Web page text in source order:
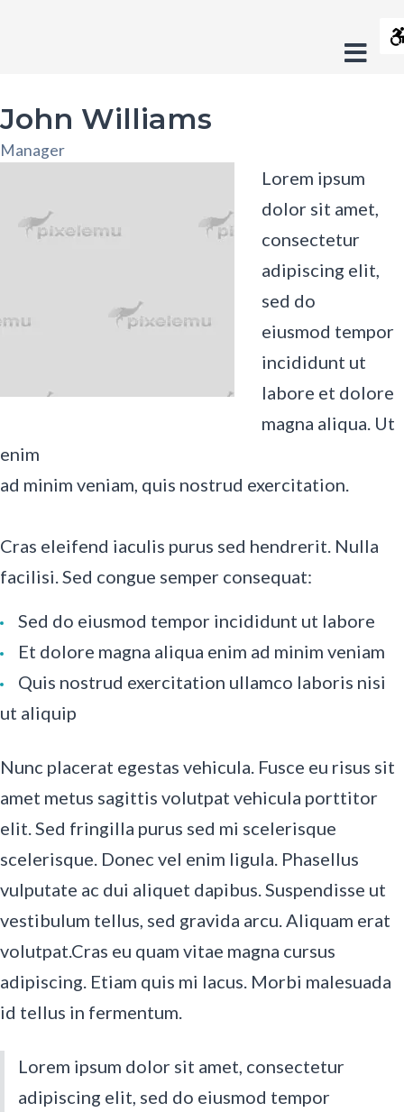
Fundacja
On
Font
Smaller
Font
Larger
Font
Readable
Font Font
John Williams
Manager
Lorem ipsum
dolor sit amet,
consectetur
adipiscing elit,
sed do
eiusmod tempor
incididunt ut
labore et dolore
magna aliqua. Ut
enim
ad minim veniam, quis nostrud exercitation.
Cras eleifend iaculis purus sed hendrerit. Nulla
facilisi. Sed congue semper consequat:
Sed do eiusmod tempor incididunt ut labore
Et dolore magna aliqua enim ad minim veniam
Quis nostrud exercitation ullamco laboris nisi
ut aliquip
Nunc placerat egestas vehicula. Fusce eu risus sit
amet metus sagittis volutpat vehicula porttitor
elit. Sed fringilla purus sed mi scelerisque
scelerisque. Donec vel enim ligula. Phasellus
vulputate ac dui aliquet dapibus. Suspendisse ut
vestibulum tellus, sed gravida arcu. Aliquam erat
volutpat.Cras eu quam vitae magna cursus
adipiscing. Etiam quis mi lacus. Morbi malesuada
id tellus in fermentum.
Lorem ipsum dolor sit amet, consectetur
adipiscing elit, sed do eiusmod tempor